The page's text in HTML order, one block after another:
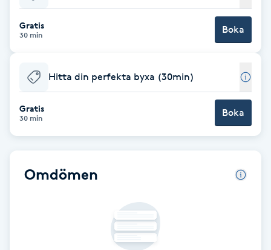
Babylights
Balayage
Bambumassage
Barber
Gratis
30 min Boka
Hitta din perfekta byxa (30min)
Gratis
30 min Boka
Omdömen